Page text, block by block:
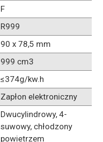
F
R999
90 x 78,5 mm
999 cm3
≤374g/kw.h
Zapłon elektroniczny
Dwucylindrowy, 4-
suwowy, chłodzony
powietrzem